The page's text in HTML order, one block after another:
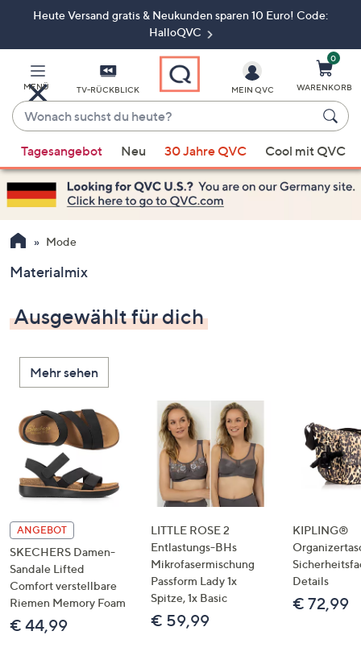
ZumHeute Versand gratis & Neukunden sparen 10 Euro! Code:
HalloQVC
MENÜ TV-RÜCKBLICK
Wonach
suchst
du
heute?
Vorschläge
verfügbar
sind,
verwenden
Sie
Pfeiltasten
oben
und
nach
unten
oder
wischen
Sie
Touch-
Geräten
links
bzw.
rechts,
um
diese
anzuzeigen.
MEIN QVC
0
WARENKORB
Tagesangebot Neu 30 Jahre QVC Cool mit QVC
Mode
Materialmix
Ausgewählt für dich
Mehr sehen
ANGEBOT
SKECHERS Damen-
Sandale Lifted
Comfort verstellbare
Riemen Memory Foam
€ 44,99
LITTLE ROSE 2
Entlastungs-BHs
Mikrofasermischung
Passform Lady 1x
Spitze, 1x Basic
€ 59,99
KIPLING®
Details
€ 72,99